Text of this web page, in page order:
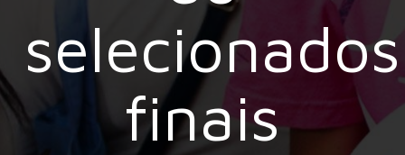
selecionados
finais